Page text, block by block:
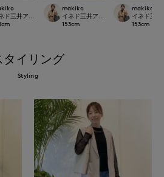
多摩南大沢店
ド三井アウトレットパーク多摩南大沢店
cm
makiko
イネド三井アウトレットパーク多摩
153cm
makiko
イネド三
153cm
タイリング
Styling